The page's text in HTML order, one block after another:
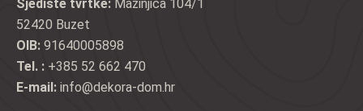
Sjedište tvrtke: Mažinjica 104/1
52420 Buzet
OIB: 91640005898
Tel. : +385 52 662 470
E-mail: info@dekora-dom.hr